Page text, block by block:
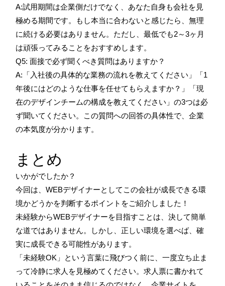
A:試用期間は企業側だけでなく、あなた自身も会社を見
極める期間です。もし本当に合わないと感じたら、無理
に続ける必要はありません。ただし、最低でも2～3ヶ月
は頑張ってみることをおすすめします。
Q5: 面接で必ず聞くべき質問はありますか？
A:「入社後の具体的な業務の流れを教えてください」「1
年後にはどのような仕事を任せてもらえますか？」「現
在のデザインチームの構成を教えてください」の3つは必
ず聞いてください。この質問への回答の具体性で、企業
の本気度が分かります。
まとめ
いかがでしたか？
今回は、WEBデザイナーとしてこの会社が成長できる環
境かどうかを判断するポイントをご紹介しました！
未経験からWEBデザイナーを目指すことは、決して簡単
な道ではありません。しかし、正しい環境を選べば、確
実に成長できる可能性があります。
「未経験OK」という言葉に飛びつく前に、一度立ち止ま
って冷静に求人を見極めてください。求人票に書かれて